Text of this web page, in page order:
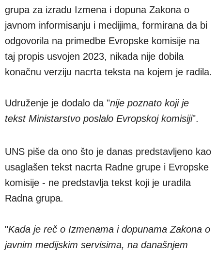
grupa za izradu Izmena i dopuna Zakona o
javnom informisanju i medijima, formirana da bi
odgovorila na primedbe Evropske komisije na
taj propis usvojen 2023, nikada nije dobila
konačnu verziju nacrta teksta na kojem je radila.
Udruženje je dodalo da "nije poznato koji je
tekst Ministarstvo poslalo Evropskoj komisiji".
UNS piše da ono što je danas predstavljeno kao
usaglašen tekst nacrta Radne grupe i Evropske
komisije - ne predstavlja tekst koji je uradila
Radna grupa.
"Kada je reč o Izmenama i dopunama Zakona o
javnim medijskim servisima, na današnjem